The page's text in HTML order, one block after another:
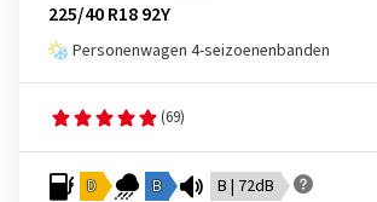
225/40 R18 92Y
Personenwagen 4-seizoenenbanden
(69)
D B B | 72dB